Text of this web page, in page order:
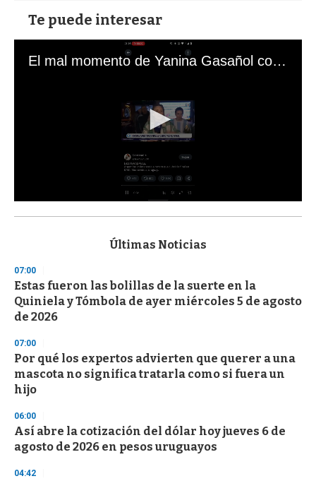
Te puede interesar
El mal momento de Yanina Gasañol con un hincha argentino en "Subrayado"
s
d
s
o
f
3
s
e
c
o
n
Últimas Noticias
07:00
Estas fueron las bolillas de la suerte en la
Quiniela y Tómbola de ayer miércoles 5 de agosto
de 2026
07:00
Por qué los expertos advierten que querer a una
mascota no significa tratarla como si fuera un
hijo
06:00
Así abre la cotización del dólar hoy jueves 6 de
agosto de 2026 en pesos uruguayos
04:42